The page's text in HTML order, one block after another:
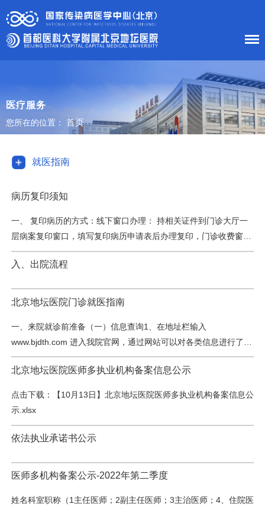
患者服务
科室导航
新闻中心
党建工作
科研教学
院务公开
院庆专栏
中文版
EN
登录
医疗服务
您所在的位置： 首页
就医指南
病历复印须知
一、 复印病历的方式：线下窗口办理： 持相关证件到门诊大厅一
层病案复印窗口，填写复印病历申请表后办理复印，门诊收费窗口
交费。线上办理邮寄：微信关注“51出院”公众号，选择“邮寄服务-
病案邮寄”，选择医院，提交个人信息并预支付费用，待审核后，
《医疗机构病历管理规定》【国卫医发〔2013〕31号】文件的规
入、出院流程
北京地坛医院门诊就医指南
一、来院就诊前准备（一）信息查询1、在地址栏输入
www.bjdth.com 进入我院官网，通过网站可以对各类信息进行了解
和查询。2、微信关注“北京地坛医院”、微信公众号，了解医院相关
信息。3、拨打咨询电话010-84323034，咨询相关所需信息。4、
就…
北京地坛医院医师多执业机构备案信息公示
点击下载：【10月13日】北京地坛医院医师多执业机构备案信息公
示.xlsx
依法执业承诺书公示
医师多机构备案公示-2022年第二季度
姓名科室职称（1主任医师；2副主任医师；3主治医师；4、住院医